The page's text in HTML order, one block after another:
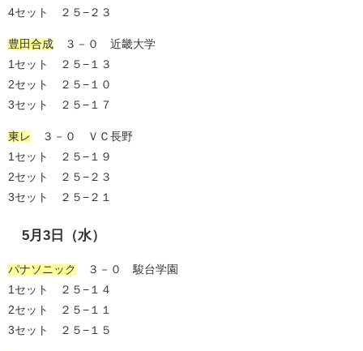
4セット ２５−２３
豊田合成 ３－０ 近畿大学
1セット ２５−１３
2セット ２５−１０
3セット ２５−１７
東レ ３－０ ＶＣ長野
1セット ２５−１９
2セット ２５−２３
3セット ２５−２１
5月3日（水）
パナソニック
３－０ 駿台学園
1セット ２５−１４
2セット ２５−１１
3セット ２５−１５